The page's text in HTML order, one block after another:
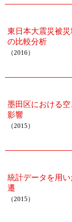
東日本大震災被
の比較分析
（2016）
墨田区における
影響
（2015）
統計データを用
遷
（2015）